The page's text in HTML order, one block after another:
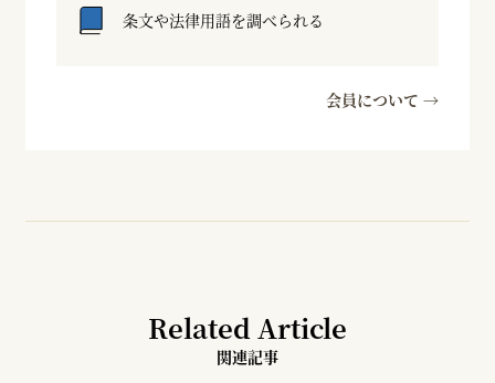
条文や法律用語を調べられる
会員について →
Related Article
関連記事